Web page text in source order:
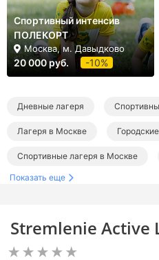
Stremlenie Active
Спортивный интенсив
ПОЛЕКОРТ
Москва, м. Давыдково
20 000 руб. -10%
Дневные лагеря
Лагеря в Москве
Спортивные лагеря в Москве
Летние городские лагеря
Показать еще